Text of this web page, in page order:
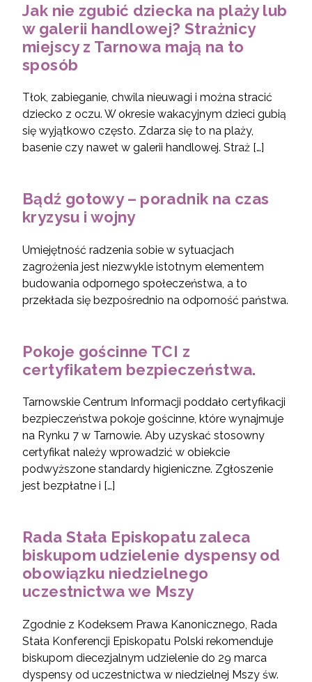
Jak nie zgubić dziecka na plaży lub
w galerii handlowej? Strażnicy
miejscy z Tarnowa mają na to
sposób
Tłok, zabieganie, chwila nieuwagi i można stracić
dziecko z oczu. W okresie wakacyjnym dzieci gubią
się wyjątkowo często. Zdarza się to na plaży,
basenie czy nawet w galerii handlowej. Straż […]
Bądź gotowy – poradnik na czas
kryzysu i wojny
Umiejętność radzenia sobie w sytuacjach
zagrożenia jest niezwykle istotnym elementem
budowania odpornego społeczeństwa, a to
przekłada się bezpośrednio na odporność państwa.
Pokoje gościnne TCI z
certyfikatem bezpieczeństwa.
Tarnowskie Centrum Informacji poddało certyfikacji
bezpieczeństwa pokoje gościnne, które wynajmuje
na Rynku 7 w Tarnowie. Aby uzyskać stosowny
certyfikat należy wprowadzić w obiekcie
podwyższone standardy higieniczne. Zgłoszenie
jest bezpłatne i […]
Rada Stała Episkopatu zaleca
biskupom udzielenie dyspensy od
obowiązku niedzielnego
uczestnictwa we Mszy
Zgodnie z Kodeksem Prawa Kanonicznego, Rada
Stała Konferencji Episkopatu Polski rekomenduje
biskupom diecezjalnym udzielenie do 29 marca
dyspensy od uczestnictwa w niedzielnej Mszy św.